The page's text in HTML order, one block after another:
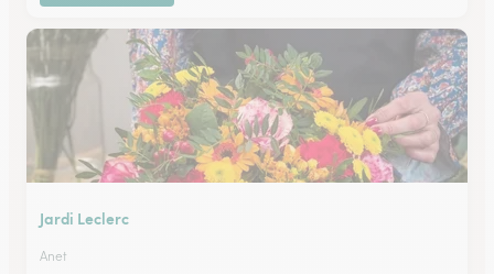
Jardi Leclerc
Anet